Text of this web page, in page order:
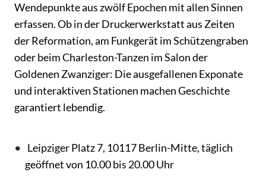
Wendepunkte aus zwölf Epochen mit allen Sinnen
erfassen. Ob in der Druckerwerkstatt aus Zeiten
der Reformation, am Funkgerät im Schützengraben
oder beim Charleston-Tanzen im Salon der
Goldenen Zwanziger: Die ausgefallenen Exponate
und interaktiven Stationen machen Geschichte
garantiert lebendig.
Leipziger Platz 7, 10117 Berlin-Mitte, täglich
geöffnet von 10.00 bis 20.00 Uhr